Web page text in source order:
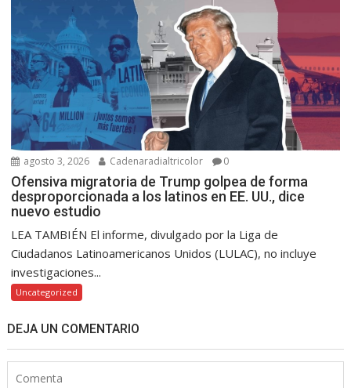
agosto 3, 2026 Cadenaradialtricolor 0
Ofensiva migratoria de Trump golpea de forma
desproporcionada a los latinos en EE. UU., dice
nuevo estudio
LEA TAMBIÉN El informe, divulgado por la Liga de
Ciudadanos Latinoamericanos Unidos (LULAC), no incluye
investigaciones...
Uncategorized
DEJA UN COMENTARIO